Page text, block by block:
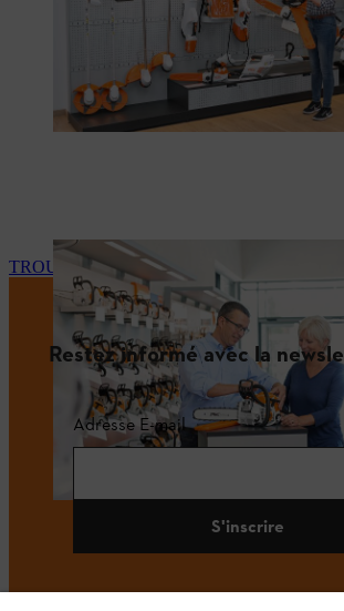
TROUVEZ VOTRE REVENDEUR STIHL
Restez informé avec la
Adresse E-mail
S'inscrire